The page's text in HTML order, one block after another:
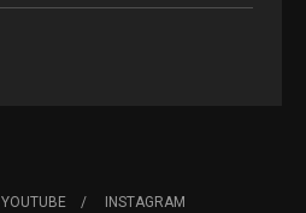
YOUTUBE INSTAGRAM